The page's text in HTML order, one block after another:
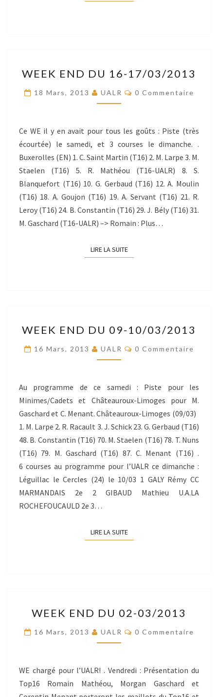
END
DU
16-
WEEK END DU 16-17/03/2013
18 Mars, 2013 UALR Commentaires
0 Commentaire
Ce WE il y en avait pour tous les goûts : Piste (très
écourtée) le samedi, et 3 courses le dimanche. .
Buxerolles (EN) 1. C. Saint Martin (T16) 2. M. Larpe 3. M.
Staelen (T16) 5. R. Mathéou (T16-UALR) 8. S.
Blanquefort (T16) 10. G. Gerbaud (T16) 12. A. Moulin
(T16) 18. A. Goujon (T16) 19. A. Servant (T16) 21. R.
Leroy (T16) 24. B. Constantin (T16) 29. J. Bély (T16) 31.
M. Gaschard (T16-UALR) –> Romain : Plus…
LIRE LA SUITELIRE LA SUITE
END
DU
09-
WEEK END DU 09-10/03/2013
16 Mars, 2013 UALR Commentaires
0 Commentaire
Au programme de ce samedi : Piste pour les
Minimes/Cadets et Châteauroux-Limoges pour M.
Gaschard et C. Menant. Châteauroux-Limoges (09/03)
1. M. Larpe 2. R. Racault 3. J. Schick 23. G. Gerbaud (T16)
48. B. Constantin (T16) 70. M. Staelen (T16) 78. T. Nuns
(T16) 79. M. Gaschard (T16) 87. C. Menant (T16) .
6 courses au programme pour l’UALR ce dimanche :
Léguillac le Cercles (24) le 10/03 1 GALY Rémy CC
MARMANDAIS 2e 2 GIBAUD Mathieu U.A.LA
ROCHEFOUCAULD 2e 3…
LIRE LA SUITELIRE LA SUITE
END
DU
02-
WEEK END DU 02-03/2013
16 Mars, 2013 UALR Commentaires
0 Commentaire
WE chargé pour l’UALR! . Vendredi : Présentation du
Top16 Romain Mathéou, Morgan Gaschard et